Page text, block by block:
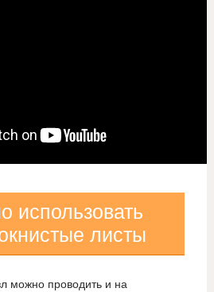
использовать
листы
можно проводить и на